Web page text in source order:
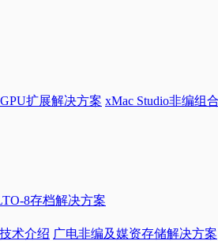
扩展解决方案 xMac Studio非编组合
8存档解决方案
术介绍 广电非编及媒资存储解决方案